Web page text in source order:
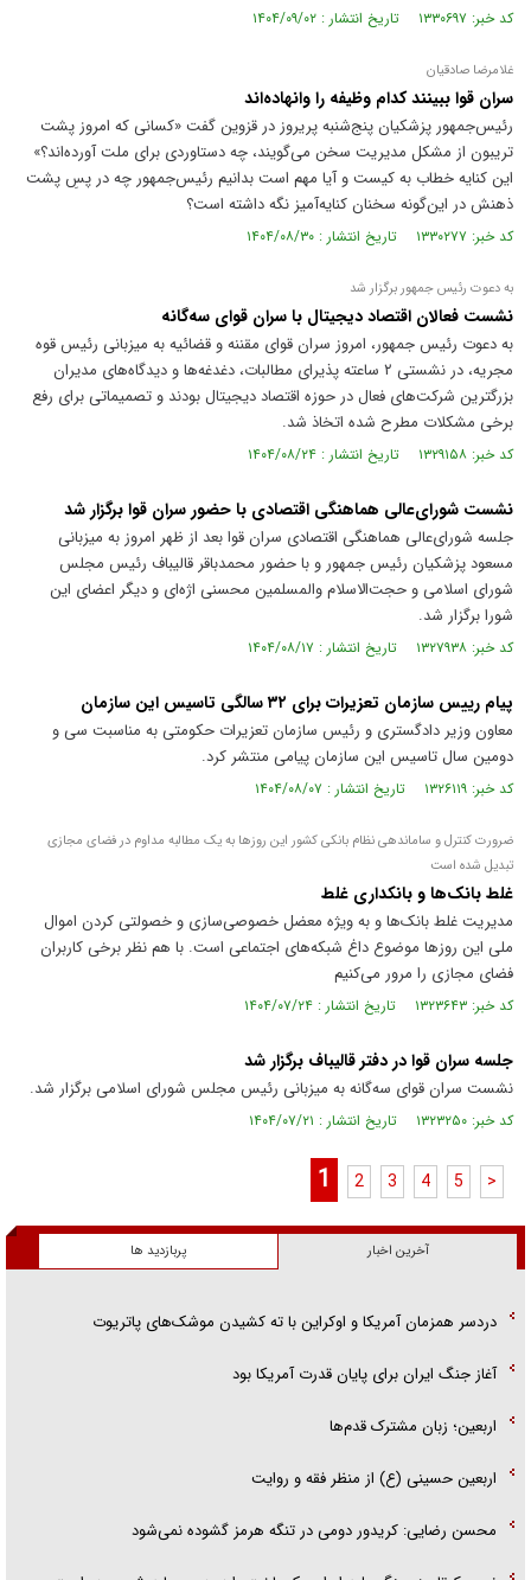
کد خبر: ۱۳۳۰۶۹۷ تاریخ انتشار : ۱۴۰۴/۰۹/۰۲
غلامرضا صادقیان
سران قوا ببینند کدام وظیفه را وانهاده‌اند
رئیس‌جمهور پزشکیان پنج‌شنبه پریروز در قزوین گفت «کسانی که امروز پشت
تریبون از مشکل مدیریت سخن می‌گویند، چه دستاوردی برای ملت آورده‌اند؟»
این کنایه خطاب به کیست و آیا مهم است بدانیم رئیس‌جمهور چه در پسِ پشت
ذهنش در این‌گونه سخنان کنایه‌آمیز نگه داشته است؟
کد خبر: ۱۳۳۰۲۷۷ تاریخ انتشار : ۱۴۰۴/۰۸/۳۰
به دعوت رئیس جمهور برگزار شد
نشست فعالان اقتصاد دیجیتال با سران قوای سه‌گانه
به دعوت رئیس جمهور، امروز سران قوای مقننه و قضائیه به میزبانی رئیس قوه
مجریه، در نشستی ۲ ساعته پذیرای مطالبات، دغدغه‌ها و دیدگاه‌های مدیران
بزرگترین شرکت‌های فعال در حوزه اقتصاد دیجیتال بودند و تصمیماتی برای رفع
برخی مشکلات مطرح شده اتخاذ شد.
کد خبر: ۱۳۲۹۱۵۸ تاریخ انتشار : ۱۴۰۴/۰۸/۲۴
نشست شورای‌عالی هماهنگی اقتصادی با حضور سران قوا برگزار شد
جلسه شورای‌عالی هماهنگی اقتصادی سران قوا بعد از ظهر امروز به میزبانی
مسعود پزشکیان رئیس جمهور و با حضور محمدباقر قالیباف رئیس مجلس
شورای اسلامی و حجت‌الاسلام والمسلمین محسنی اژه‌ای و دیگر اعضای این
شورا برگزار شد.
کد خبر: ۱۳۲۷۹۳۸ تاریخ انتشار : ۱۴۰۴/۰۸/۱۷
پیام رییس سازمان تعزیرات برای ۳۲ سالگی تاسیس این سازمان
معاون وزیر دادگستری و رئیس سازمان تعزیرات حکومتی به مناسبت سی و
دومین سال تاسیس این سازمان پیامی منتشر کرد.
کد خبر: ۱۳۲۶۱۱۹ تاریخ انتشار : ۱۴۰۴/۰۸/۰۷
ضرورت کنترل و ساماندهی نظام بانکی کشور این روز‌ها به یک مطالبه مداوم در فضای مجازی
تبدیل شده است
غلط بانک‌ها و بانکداری غلط
مدیریت غلط بانک‌ها و به ویژه معضل خصوصی‌سازی و خصولتی کردن اموال
ملی این روز‌ها موضوع داغ شبکه‌های اجتماعی است. با هم نظر برخی کاربران
فضای مجازی را مرور می‌کنیم
کد خبر: ۱۳۲۳۶۴۳ تاریخ انتشار : ۱۴۰۴/۰۷/۲۴
جلسه سران قوا در دفتر قالیباف برگزار شد
نشست سران قوای سه‌گانه به میزبانی رئیس مجلس شورای اسلامی برگزار شد.
کد خبر: ۱۳۲۳۲۵۰ تاریخ انتشار : ۱۴۰۴/۰۷/۲۱
1 2 3 4 5 >
آخرین اخبار پربازدید ها
دردسر همزمان آمریکا و اوکراین با ته کشیدن موشک‌های پاتریوت
آغاز جنگ ایران برای پایان قدرت آمریکا بود
اربعین؛ زبان مشترک قدم‌ها
اربعین حسینی (ع) از منظر فقه و روایت
محسن رضایی: کریدور دومی در تنگه هرمز گشوده نمی‌شود